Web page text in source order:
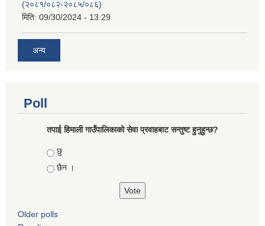
(२०८१/०८२-२०८५/०८६)
मिति: 09/30/2024 - 13:29
अन्य
Poll
तपाई हिमाली गाउँपालिकाको सेवा प्रवाहबाट सन्तुष्ट हुनुहुन्छ?
Choices
छु
छैन ।
Older polls